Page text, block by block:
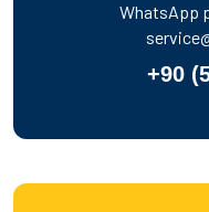
WhatsApp
+90